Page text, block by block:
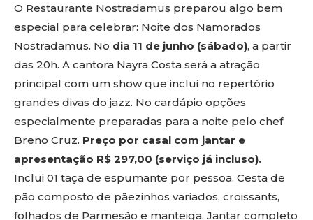
O Restaurante Nostradamus preparou algo bem
especial para celebrar: Noite dos Namorados
Nostradamus. No dia 11 de junho (sábado), a partir
das 20h. A cantora Nayra Costa será a atração
principal com um show que inclui no repertório
grandes divas do jazz. No cardápio opções
especialmente preparadas para a noite pelo chef
Breno Cruz. Preço por casal com jantar e
apresentação R$ 297,00 (serviço já incluso).
Inclui 01 taça de espumante por pessoa. Cesta de
pão composto de pãezinhos variados, croissants,
folhados de Parmesão e manteiga. Jantar completo